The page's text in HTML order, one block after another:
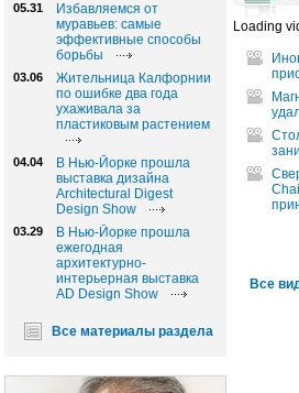
05.31
Избавляемся от
муравьев: самые
эффективные способы
борьбы
03.06
Жительница Калфорнии
по ошибке два года
ухаживала за
пластиковым растением
04.04
В Нью-Йорке прошла
выставка дизайна
Architectural Digest
Design Show
03.29
В Нью-Йорке прошла
ежегодная
архитектурно-
интерьерная выставка
AD Design Show
Все материалы раздела
Loading
Все